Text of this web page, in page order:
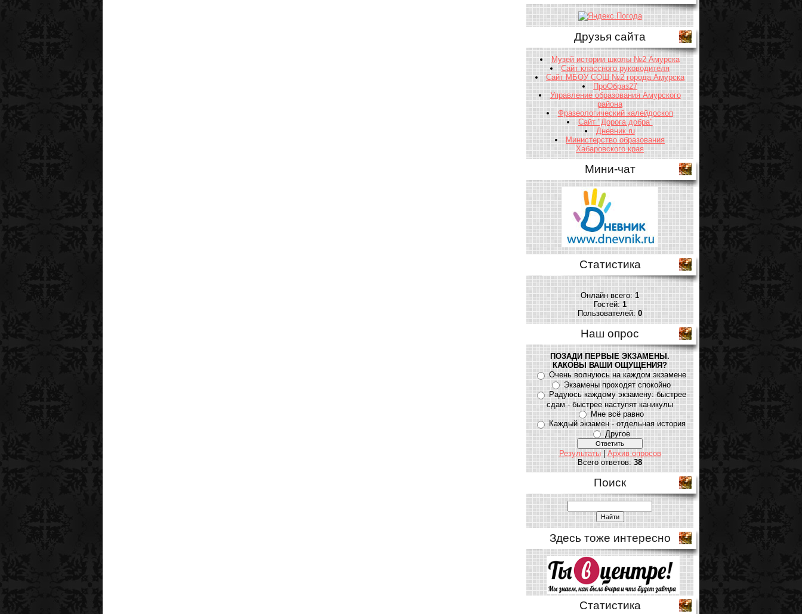
Друзья сайта
Музей истории школы №2 Амурска
Сайт классного руководителя
Сайт МБОУ СОШ №2 города Амурска
ПроОбраз27
Управление образования Амурского
района
Фразеологический калейдоскоп
Сайт "Дорога добра"
Дневник.ru
Министерство образования
Хабаровского края
Мини-чат
Статистика
Онлайн всего:1
Гостей:1
Пользователей:0
Наш опрос
ПОЗАДИ ПЕРВЫЕ ЭКЗАМЕНЫ.
КАКОВЫ ВАШИ ОЩУЩЕНИЯ?
Очень волнуюсь на каждом экзамене
Экзамены проходят спокойно
Радуюсь каждому экзамену: быстрее
сдам - быстрее наступят каникулы
Мне всё равно
Каждый экзамен - отдельная история
Другое
Результаты|Архив опросов
Всего ответов:38
Поиск
Здесь тоже интересно
Статистика